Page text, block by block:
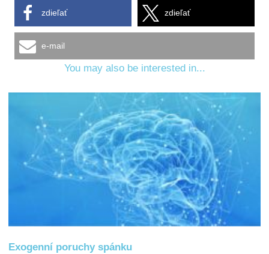
zdieľať zdieľať
e-mail
You may also be interested in...
Exogenní poruchy spánku